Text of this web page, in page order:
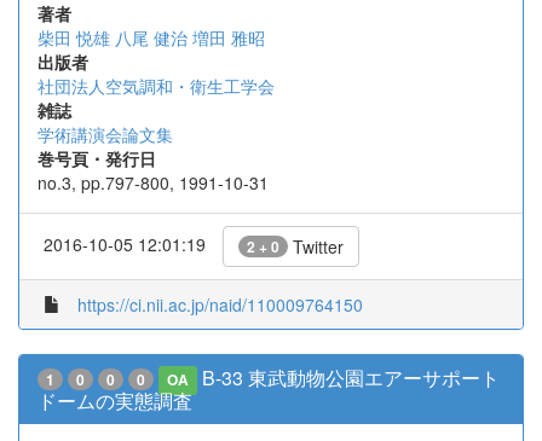
著者
柴田 悦雄 八尾 健治 増田 雅昭
出版者
社団法人空気調和・衛生工学会
雑誌
学術講演会論文集
巻号頁・発行日
no.3, pp.797-800, 1991-10-31
2016-10-05 12:01:19 2 + 0 Twitter
https://ci.nii.ac.jp/naid/110009764150
1 0 0 0 OA
B-33 東武動物公園エアーサポート
ドームの実態調査